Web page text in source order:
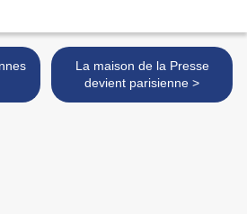
La maison de la Presse
devient parisienne >